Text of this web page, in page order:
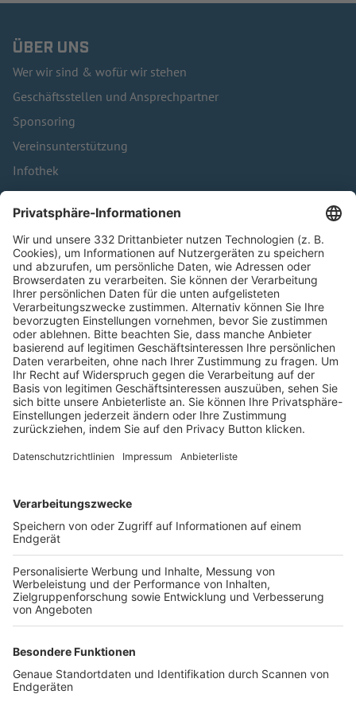
ÜBER UNS
Wer wir sind & wofür wir stehen
Geschäftsstellen und Ansprechpartner
Sponsoring
Vereinsunterstützung
Infothek
Kontakt
HÄUFIG BESUCHTE SEITEN
Pässe und Vereinswechsel
Trainerausbildung
Schulungsangebot Vereinsmitarbeiter
BFV-Geschäftsstellen
Trainerbörse
Login SpielPlus
FOLGE DEM BFV
TOP-VEREINE
TOP-PARTNER